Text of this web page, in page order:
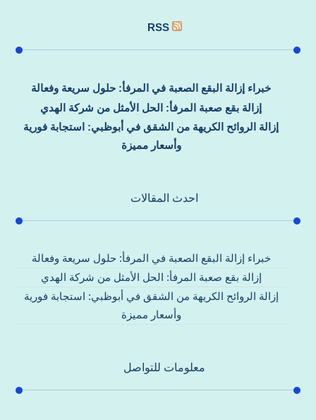
RSS
خبراء إزالة البقع الصعبة في المرفأ: حلول سريعة وفعالة
إزالة بقع صعبة المرفأ: الحل الأمثل من شركة الهدي
إزالة الروائح الكريهة من الشقق في أبوظبي: استجابة فورية
وأسعار مميزة
احدث المقالات
خبراء إزالة البقع الصعبة في المرفأ: حلول سريعة وفعالة
إزالة بقع صعبة المرفأ: الحل الأمثل من شركة الهدي
إزالة الروائح الكريهة من الشقق في أبوظبي: استجابة فورية
وأسعار مميزة
معلومات للتواصل